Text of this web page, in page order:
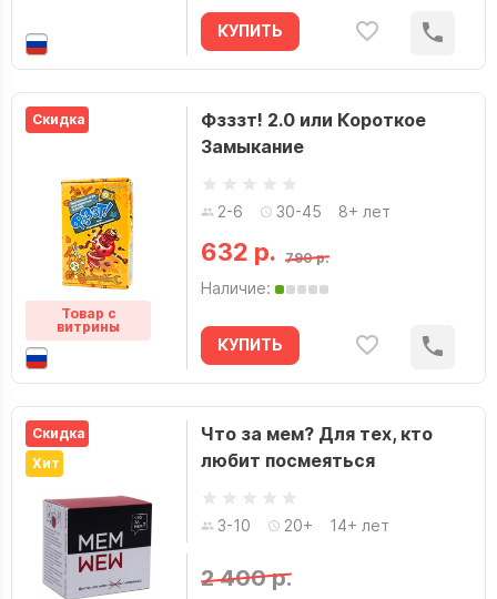
КУПИТЬ
Скидка
Товар с
витрины
Фзззт! 2.0 или Короткое
Замыкание
2-6 30-45 8+ лет
632 р. 790 р.
Наличие:
КУПИТЬ
Скидка
Хит
Что за мем? Для тех, кто
любит посмеяться
3-10 20+ 14+ лет
2 400 р.